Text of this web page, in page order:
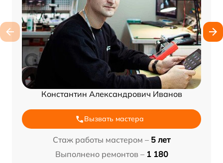
Константин Александрович Иванов
Вызвать мастера
Стаж работы мастером – 5 лет
Выполнено ремонтов – 1 180